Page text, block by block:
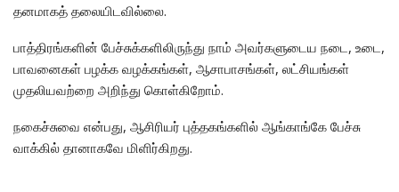
தனமாகத் தலையிடவில்லை.
பாத்திரங்களின் பேச்சுக்களிலிருந்து நாம் அவர்களுடைய நடை, உடை,
பாவனைகள் பழக்க வழக்கங்கள், ஆசாபாசங்கள், லட்சியங்கள்
முதலியவற்றை அறிந்து கொள்கிறோம்.
நகைச்சுவை என்பது, ஆசிரியர் புத்தகங்களில் ஆங்காங்கே பேச்சு
வாக்கில் தானாகவே மிளிர்கிறது.